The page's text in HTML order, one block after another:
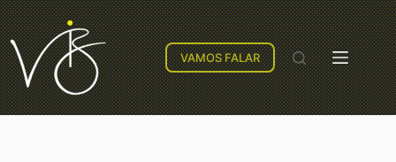
VAMOS FALAR